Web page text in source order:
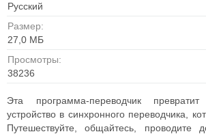
Русский
Размер:
27,0 МБ
Просмотры:
38236
Эта программа-переводчик
устройство в синхронного переводчика,
Путешествуйте, общайтесь, проводите